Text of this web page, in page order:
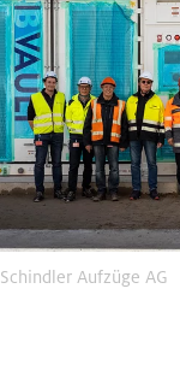
Schindler Aufzüge AG